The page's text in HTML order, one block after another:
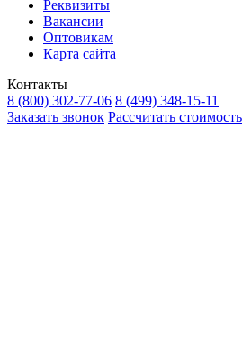
Реквизиты
Вакансии
Оптовикам
Карта сайта
Контакты
8 (800) 302-77-06 8 (499) 348-15-11
Заказать звонок Рассчитать стоимость